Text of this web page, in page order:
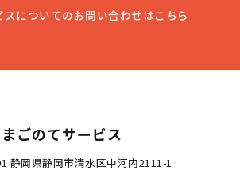
スについてのお問い合わせはこちら
まごのてサービス
静岡県静岡市清水区中河内2111-1